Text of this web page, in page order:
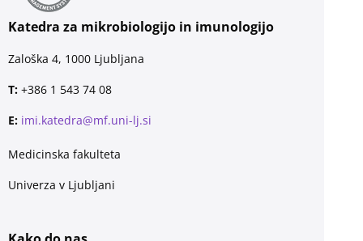
Katedra za mikrobiologijo in imunologijo
Zaloška 4, 1000 Ljubljana
T: +386 1 543 74 08
E: imi.katedra@mf.uni-lj.si
Medicinska fakulteta
Univerza v Ljubljani